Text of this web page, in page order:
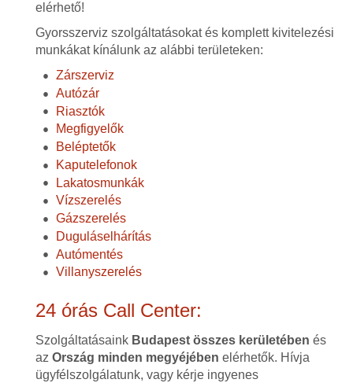
elérhető!
Gyorsszerviz szolgáltatásokat és komplett kivitelezési
munkákat kínálunk az alábbi területeken:
Zárszerviz
Autózár
Riasztók
Megfigyelők
Beléptetők
Kaputelefonok
Lakatosmunkák
Vízszerelés
Gázszerelés
Duguláselhárítás
Autómentés
Villanyszerelés
24 órás Call Center:
Szolgáltatásaink Budapest összes kerületében és
az Ország minden megyéjében elérhetők. Hívja
ügyfélszolgálatunk, vagy kérje ingyenes